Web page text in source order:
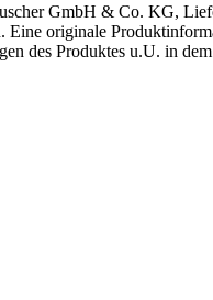
GmbH & Co. KG,
originale
des Produktes u.U. in